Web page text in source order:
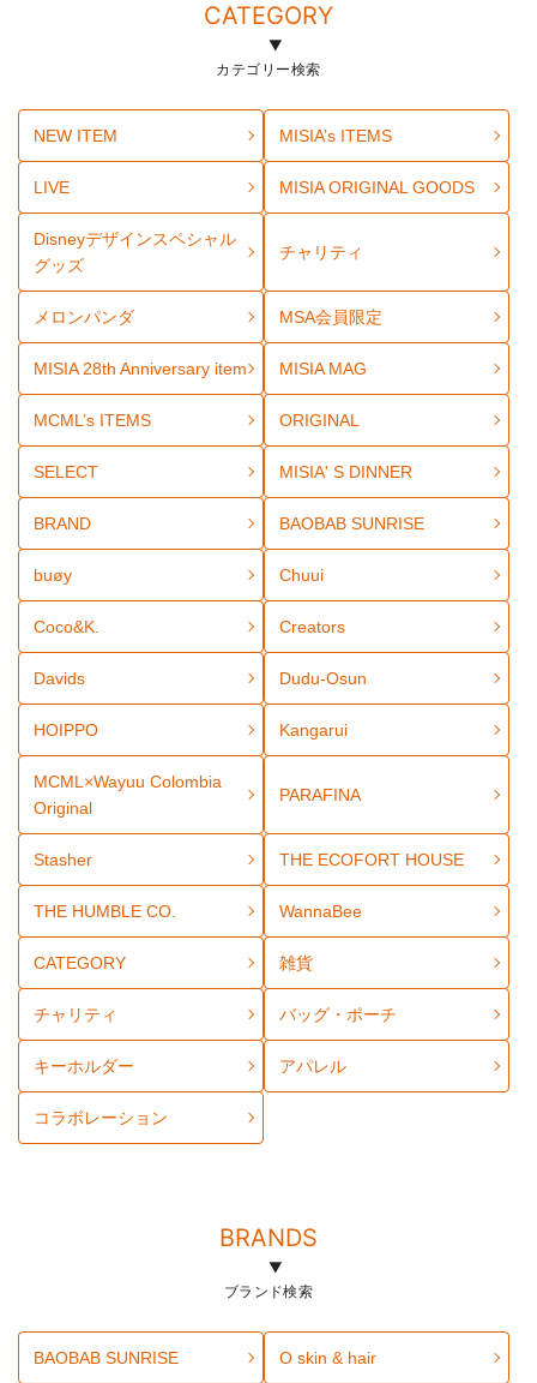
CATEGORY
カテゴリー検索
NEW ITEM MISIA’s ITEMS
LIVE MISIA ORIGINAL GOODS
Disneyデザインスペシャル
グッズ
チャリティ
メロンパンダ MSA会員限定
MISIA 28th Anniversary item MISIA MAG
MCML’s ITEMS ORIGINAL
SELECT MISIA' S DINNER
BRAND BAOBAB SUNRISE
buøy Chuui
Coco&K. Creators
Davids Dudu-Osun
HOIPPO Kangarui
MCML×Wayuu Colombia
Original
PARAFINA
Stasher THE ECOFORT HOUSE
THE HUMBLE CO. WannaBee
CATEGORY 雑貨
チャリティ バッグ・ポーチ
キーホルダー アパレル
コラボレーション
BRANDS
ブランド検索
BAOBAB SUNRISE O skin & hair